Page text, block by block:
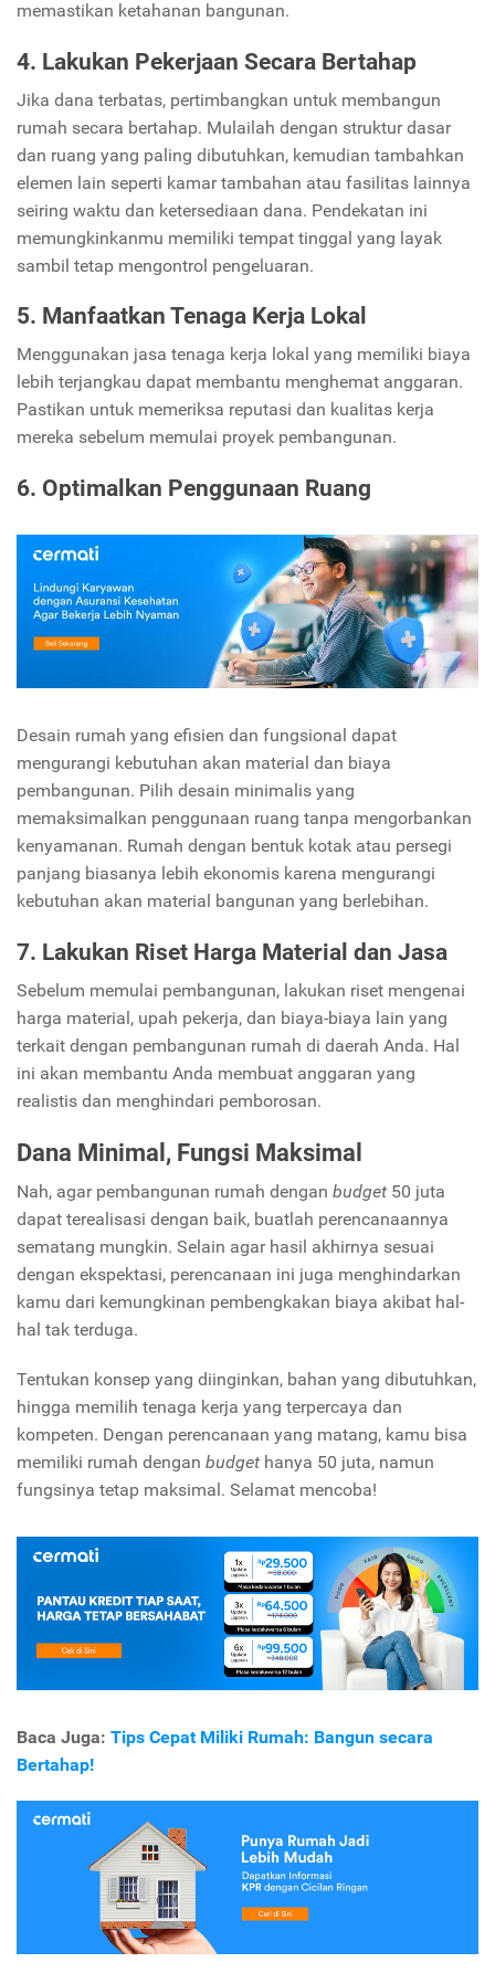
memastikan ketahanan bangunan.
4. Lakukan Pekerjaan Secara Bertahap
Jika dana terbatas, pertimbangkan untuk membangun
rumah secara bertahap. Mulailah dengan struktur dasar
dan ruang yang paling dibutuhkan, kemudian tambahkan
elemen lain seperti kamar tambahan atau fasilitas lainnya
seiring waktu dan ketersediaan dana. Pendekatan ini
memungkinkanmu memiliki tempat tinggal yang layak
sambil tetap mengontrol pengeluaran.
5. Manfaatkan Tenaga Kerja Lokal
Menggunakan jasa tenaga kerja lokal yang memiliki biaya
lebih terjangkau dapat membantu menghemat anggaran.
Pastikan untuk memeriksa reputasi dan kualitas kerja
mereka sebelum memulai proyek pembangunan.
6. Optimalkan Penggunaan Ruang
Desain rumah yang efisien dan fungsional dapat
mengurangi kebutuhan akan material dan biaya
pembangunan. Pilih desain minimalis yang
memaksimalkan penggunaan ruang tanpa mengorbankan
kenyamanan. Rumah dengan bentuk kotak atau persegi
panjang biasanya lebih ekonomis karena mengurangi
kebutuhan akan material bangunan yang berlebihan.
7. Lakukan Riset Harga Material dan Jasa
Sebelum memulai pembangunan, lakukan riset mengenai
harga material, upah pekerja, dan biaya-biaya lain yang
terkait dengan pembangunan rumah di daerah Anda. Hal
ini akan membantu Anda membuat anggaran yang
realistis dan menghindari pemborosan.
Dana Minimal, Fungsi Maksimal
Nah, agar pembangunan rumah dengan budget 50 juta
dapat terealisasi dengan baik, buatlah perencanaannya
sematang mungkin. Selain agar hasil akhirnya sesuai
dengan ekspektasi, perencanaan ini juga menghindarkan
kamu dari kemungkinan pembengkakan biaya akibat hal-
hal tak terduga.
Tentukan konsep yang diinginkan, bahan yang dibutuhkan,
hingga memilih tenaga kerja yang terpercaya dan
kompeten. Dengan perencanaan yang matang, kamu bisa
memiliki rumah dengan budget hanya 50 juta, namun
fungsinya tetap maksimal. Selamat mencoba!
Baca Juga: Tips Cepat Miliki Rumah: Bangun secara
Bertahap!